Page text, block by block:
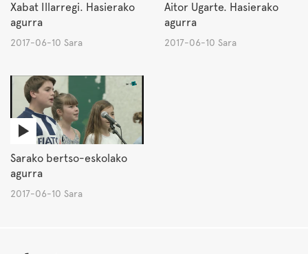
Xabat Illarregi. Hasierako
agurra
2017-06-10 Sara
Aitor Ugarte. Hasierako
agurra
2017-06-10 Sara
Sarako bertso-eskolako
agurra
2017-06-10 Sara